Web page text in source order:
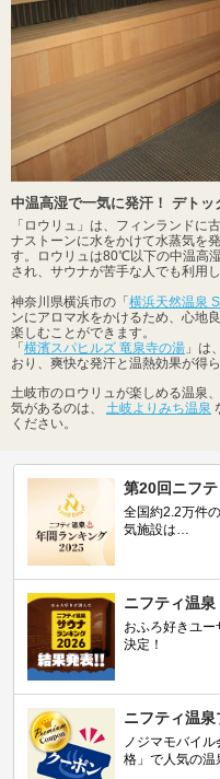
中温高湿で一気に発汗！ デトッ
「ロウリュ」は、フィンランドに
ナストーンに水をかけて水蒸気を
す。ロウリュは80℃以下の中温高
され、サウナが苦手な人でも利用
神奈川県横浜市の「 横浜天然温泉
ンにアロマ水をかけるため、心地
楽しむことができます。
「 横濱スパヒルズ 竜泉寺の湯 」は
おり、爽快な発汗と温熱効果が得ら
土岐市のロウリュが楽しめる温泉
気があるのは、 土岐よりみち温泉
ください。
第20回ニフ
全国約2.2万件
気施設は…
ニフティ温
おふろ好きユ
決定！
ニフティ温
ノジマモバイ
格」で人気の温